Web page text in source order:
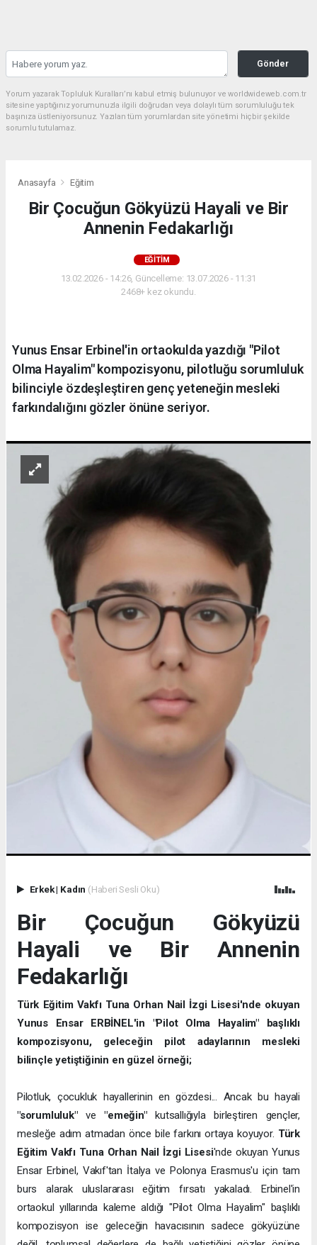
Gönder
Yorum yazarak Topluluk Kuralları’nı kabul etmiş bulunuyor ve worldwideweb.com.tr
sitesine yaptığınız yorumunuzla ilgili doğrudan veya dolaylı tüm sorumluluğu tek
başınıza üstleniyorsunuz. Yazılan tüm yorumlardan site yönetimi hiçbir şekilde
sorumlu tutulamaz.
Anasayfa Eğitim
Bir Çocuğun Gökyüzü Hayali ve Bir
Annenin Fedakarlığı
EĞITIM
13.02.2026 - 14:26, Güncelleme: 13.07.2026 - 11:31
2468+ kez okundu.
Yunus Ensar Erbinel'in ortaokulda yazdığı "Pilot
Olma Hayalim" kompozisyonu, pilotluğu sorumluluk
bilinciyle özdeşleştiren genç yeteneğin mesleki
farkındalığını gözler önüne seriyor.
Erkek| Kadın (Haberi Sesli Oku)
Bir Çocuğun Gökyüzü
Hayali ve Bir Annenin
Fedakarlığı
Türk Eğitim Vakfı Tuna Orhan Nail İzgi Lisesi'nde okuyan
Yunus Ensar ERBİNEL'in "Pilot Olma Hayalim" başlıklı
kompozisyonu, geleceğin pilot adaylarının mesleki
bilinçle yetiştiğinin en güzel örneği;
Pilotluk, çocukluk hayallerinin en gözdesi... Ancak bu hayali
"sorumluluk"ve"emeğin"kutsallığıyla birleştiren gençler,
mesleğe adım atmadan önce bile farkını ortaya koyuyor. Türk
Eğitim Vakfı Tuna Orhan Nail İzgi Lisesi'nde okuyan Yunus
Ensar Erbinel, Vakıf'tan İtalya ve Polonya Erasmus'u için tam
burs alarak uluslararası eğitim fırsatı yakaladı. Erbinel'in
ortaokul yıllarında kaleme aldığı "Pilot Olma Hayalim" başlıklı
kompozisyon ise geleceğin havacısının sadece gökyüzüne